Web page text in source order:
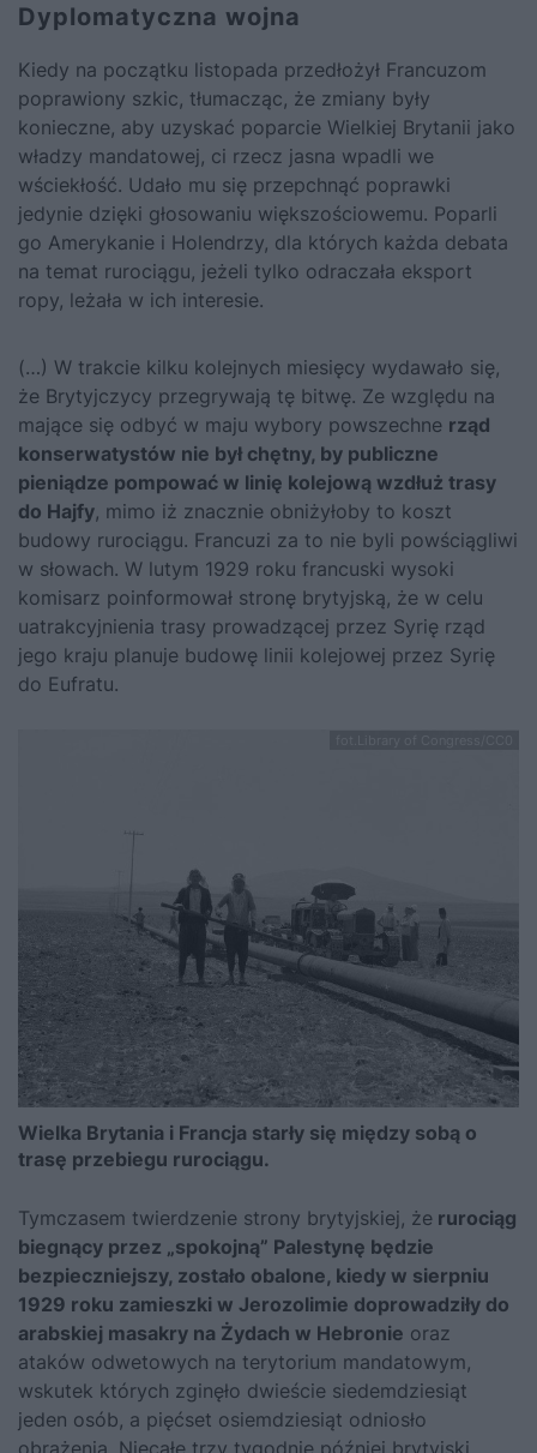
Dyplomatyczna wojna
Kiedy na początku listopada przedłożył Francuzom
poprawiony szkic, tłumacząc, że zmiany były
konieczne, aby uzyskać poparcie Wielkiej Brytanii jako
władzy mandatowej, ci rzecz jasna wpadli we
wściekłość. Udało mu się przepchnąć poprawki
jedynie dzięki głosowaniu większościowemu. Poparli
go Amerykanie i Holendrzy, dla których każda debata
na temat rurociągu, jeżeli tylko odraczała eksport
ropy, leżała w ich interesie.
(…) W trakcie kilku kolejnych miesięcy wydawało się,
że Brytyjczycy przegrywają tę bitwę. Ze względu na
mające się odbyć w maju wybory powszechne rząd
konserwatystów nie był chętny, by publiczne
pieniądze pompować w linię kolejową wzdłuż trasy
do Hajfy, mimo iż znacznie obniżyłoby to koszt
budowy rurociągu. Francuzi za to nie byli powściągliwi
w słowach. W lutym 1929 roku francuski wysoki
komisarz poinformował stronę brytyjską, że w celu
uatrakcyjnienia trasy prowadzącej przez Syrię rząd
jego kraju planuje budowę linii kolejowej przez Syrię
do Eufratu.
Wielka Brytania i Francja starły się między sobą o
trasę przebiegu rurociągu.
Tymczasem twierdzenie strony brytyjskiej, że rurociąg
biegnący przez „spokojną” Palestynę będzie
bezpieczniejszy, zostało obalone, kiedy w sierpniu
1929 roku zamieszki w Jerozolimie doprowadziły do
arabskiej masakry na Żydach w Hebronie oraz
ataków odwetowych na terytorium mandatowym,
wskutek których zginęło dwieście siedemdziesiąt
jeden osób, a pięćset osiemdziesiąt odniosło
obrażenia. Niecałe trzy tygodnie później brytyjski